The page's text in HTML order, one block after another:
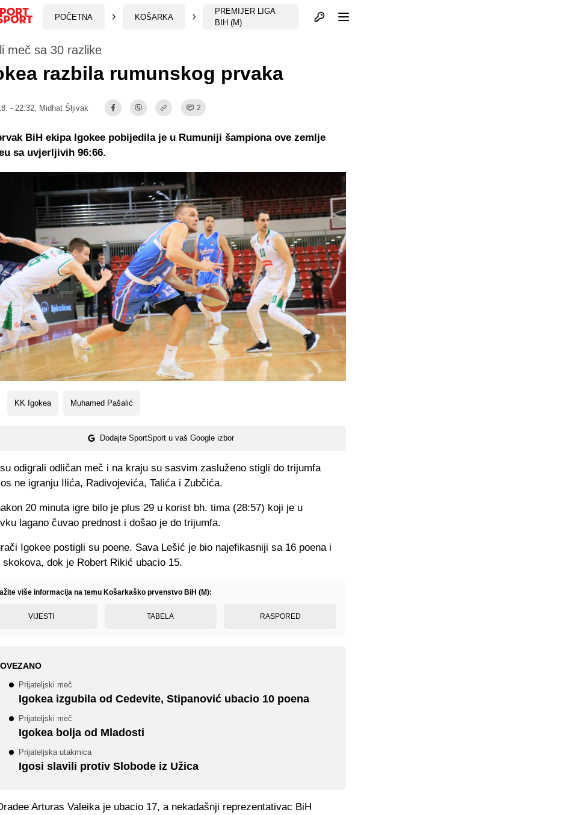
POČETNA KOŠARKA
PREMIJER LIGA
BIH (M)
Otvori profil
meč sa 30 razlike
razbila rumunskog prvaka
- 22:32, Midhat Šljivak 2
KK Igokea Muhamed Pašalić
Dodajte SportSport u vaš Google izbor
BiH ekipa Igokee pobijedila je u Rumuniji šampiona ove zemlje
sa uvjerljivih 96:66.
odigrali odličan meč i na kraju su sasvim zasluženo stigli do trijumfa
ne igranju Ilića, Radivojevića, Talića i Zubčića.
20 minuta igre bilo je plus 29 u korist bh. tima (28:57) koji je u
lagano čuvao prednost i došao je do trijumfa.
Igokee postigli su poene. Sava Lešić je bio najefikasniji sa 16 poena i
skokova, dok je Robert Rikić ubacio 15.
više informacija na temu Košarkaško prvenstvo BiH (M):
VIJESTI TABELA RASPORED
Prijateljski meč
Igokea izgubila od Cedevite, Stipanović ubacio 10 poena
Prijateljski meč
Igokea bolja od Mladosti
Prijateljska utakmica
Igosi slavili protiv Slobode iz Užica
Arturas Valeika je ubacio 17, a nekadašnji reprezentativac BiH